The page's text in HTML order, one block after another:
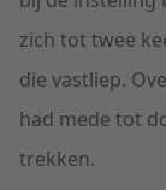
zich tot twee
die vastliep.
had mede tot
trekken.